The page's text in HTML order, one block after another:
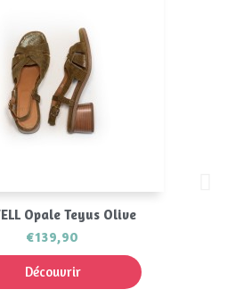
Opale Teyus Olive
€139,90
Découvrir